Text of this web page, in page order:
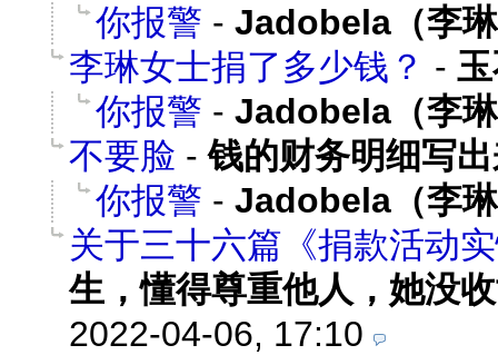
你报警 - Jadobela（李
李琳女士捐了多少钱？ -
你报警 - Jadobela（李
不要脸 -钱的财务明细写
你报警 - Jadobela（李
关于三十六篇《捐款活动
生，懂得尊重他人，她没
2022-04-06, 17:10